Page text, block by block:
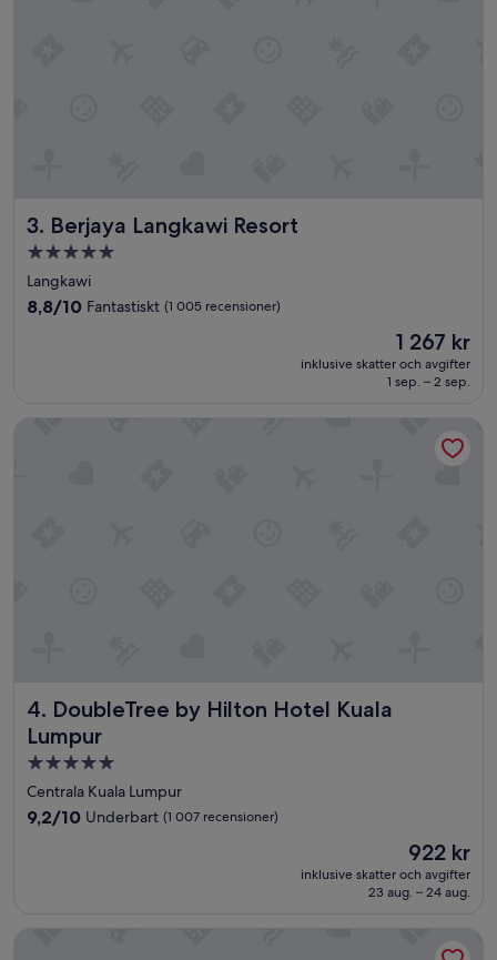
3. Berjaya Langkawi Resort
Berjaya Langkawi Resort
5.0-
stjärnigt
boende
Langkawi
8.8
8,8/10 Fantastiskt (1 005 recensioner)
Priset
är
1 267 kr
1 267 kr
inklusive skatter och avgifter
1 sep. – 2 sep.
4. DoubleTree by Hilton Hotel Kuala
Lumpur
DoubleTree by Hilton Hotel Kuala Lumpur
5.0-
stjärnigt
boende
Centrala Kuala Lumpur
9.2
9,2/10 Underbart (1 007 recensioner)
Priset
är
922 kr
922 kr
inklusive skatter och avgifter
23 aug. – 24 aug.